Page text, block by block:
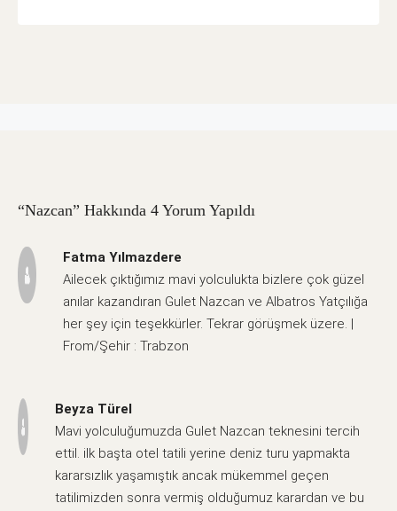
“Nazcan” Hakkında 4 Yorum Yapıldı
Fatma Yılmazdere
Ailecek çıktığımız mavi yolculukta bizlere çok güzel
anılar kazandıran Gulet Nazcan ve Albatros Yatçılığa
her şey için teşekkürler. Tekrar görüşmek üzere. |
From/Şehir : Trabzon
Beyza Türel
Mavi yolculuğumuzda Gulet Nazcan teknesini tercih
ettil. ilk başta otel tatili yerine deniz turu yapmakta
kararsızlık yaşamıştık ancak mükemmel geçen
tatilimizden sonra vermiş olduğumuz karardan ve bu